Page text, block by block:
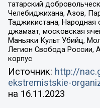
татарский
Челебиджихана, Азов,
Таджикистана,
джамаат, московская
Маньяки Культ Убийц,
Легион Свобода России,
корпус
Источник: http://
ekstremistskie-
на 16.11.2023